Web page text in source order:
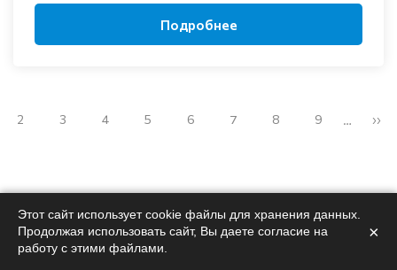
Подробнее
2 3 4 5 6 7 8 9 … ››
Поможемподобрать
Этот сайт использует cookie файлы для хранения данных.
Продолжая использовать сайт, Вы даете согласие на
работу с этими файлами.
×